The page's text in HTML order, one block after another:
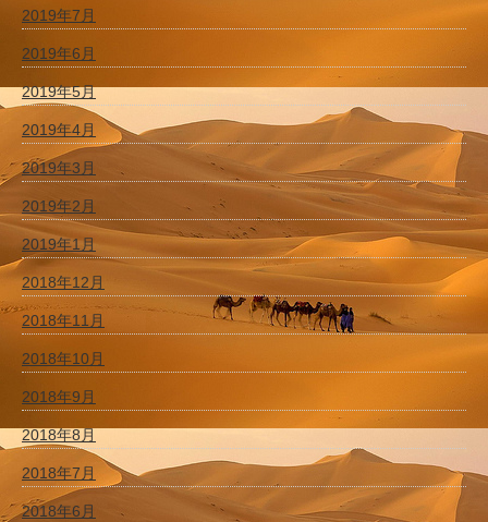
2019年7月
2019年6月
2019年5月
2019年4月
2019年3月
2019年2月
2019年1月
2018年12月
2018年11月
2018年10月
2018年9月
2018年8月
2018年7月
2018年6月